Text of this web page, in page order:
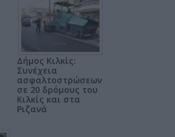
Δήμος Κιλκίς:
Συνέχεια
ασφαλτοστρώσεων
σε 20 δρόμους του
Κιλκίς και στα
Ριζανά